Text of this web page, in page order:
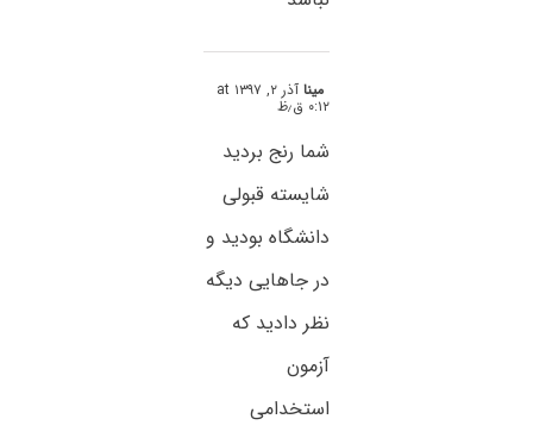
مینا آذر ۲, ۱۳۹۷ at
۰:۱۲ ق٫ظ
شما رنج بردید
شایسته قبولی
دانشگاه بودید و
در جاهایی دیگه
نظر دادید که
آزمون
استخدامی